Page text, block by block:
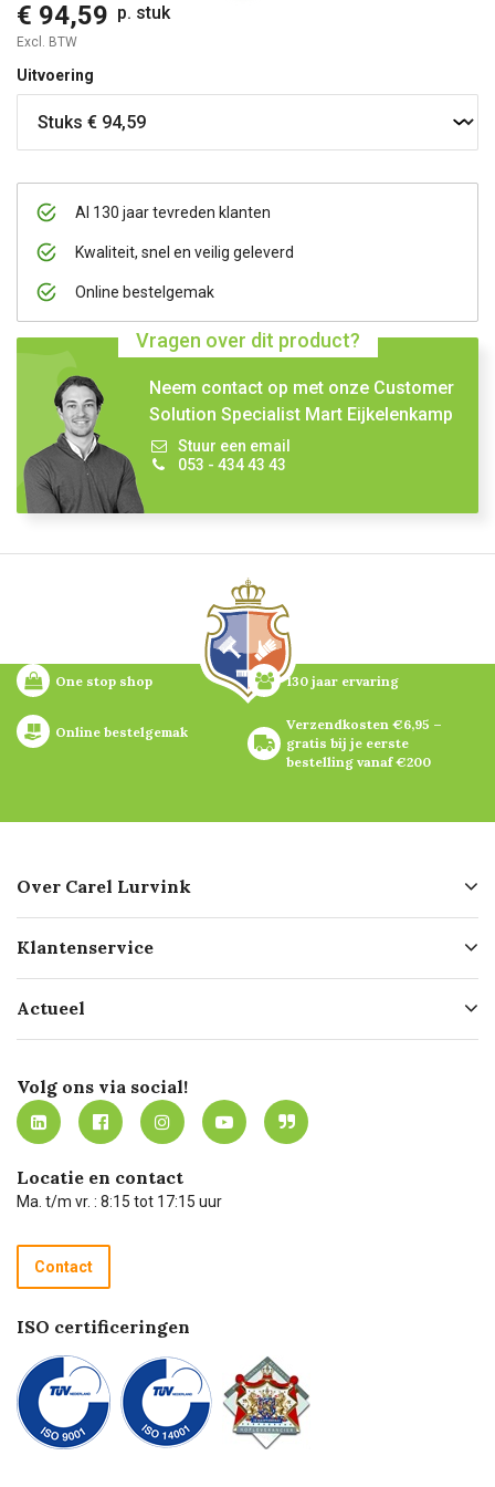
€ 94,59 p. stuk
Excl. BTW
Uitvoering
Al 130 jaar tevreden klanten
Kwaliteit, snel en veilig geleverd
Online bestelgemak
Vragen over dit product?
Neem contact op met onze Customer
Solution Specialist Mart Eijkelenkamp
Stuur een email
053 - 434 43 43
One stop shop 130 jaar ervaring
Online bestelgemak
Verzendkosten €6,95 –
gratis bij je eerste
bestelling vanaf €200
Over Carel Lurvink
Geschiedenis
Missie
Werken bij Carel Lurvink
MVO
Klantenservice
Bezorgen
Mijn Carel Lurvink
Mijn Carel Lurvink instructievideo's
Carel Lurvink App
Hulp op afstand
Technische dienst
Recycle programma
Betalen
Actueel
Innovation LAB
Tevreden klanten
Carel Lurvink Blog
Carel de podcast
Volg ons via social!
Locatie en contact
Ma. t/m vr. : 8:15 tot 17:15 uur
Contact
ISO certificeringen